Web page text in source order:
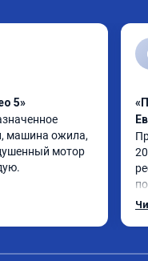
5»
машина ожила,
мотор